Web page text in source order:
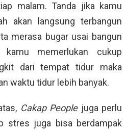
malam. Tanda jika kamu
akan langsung terbangun
merasa bugar usai bangun
memerlukan cukup
dari tempat tidur maka
waktu tidur lebih banyak.
Cakap People juga perlu
stres juga bisa berdampak